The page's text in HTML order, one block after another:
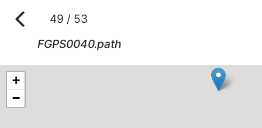
FGPS0040.path
+
−
49 / 53